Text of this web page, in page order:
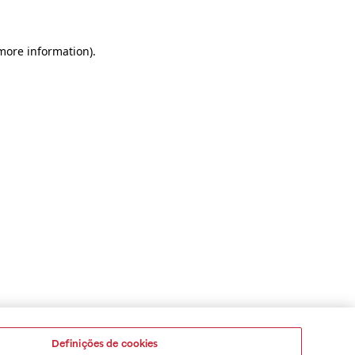
information).
Definições de cookies